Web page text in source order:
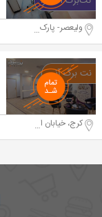
ولیعصر- پارک ملت
کرج، خیابان اصلی گوهردشت